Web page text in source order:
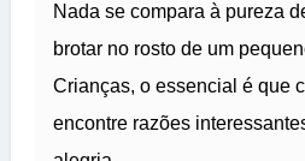
Nada se compara à pureza
brotar no rosto de um
Crianças, o essencial é que
encontre razões